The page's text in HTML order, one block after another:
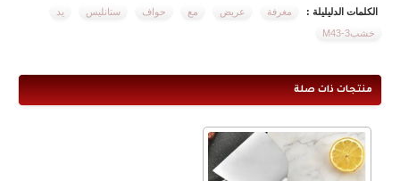
الكلمات الدليليلة : مغرفة عريض مع حواف ستانليس
يد
خشبM43-3
منتجات ذات صلة